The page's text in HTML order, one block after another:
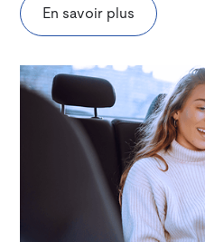
En savoir plus